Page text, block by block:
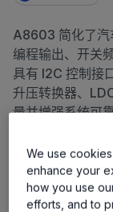
联系我们
A8603 简化了汽
编程输出、开关
具有 I2C 控制接
升压转换器、
量并增强系统可
Share
A8603 数据表
We use
enhance your
how you use
efforts, and to